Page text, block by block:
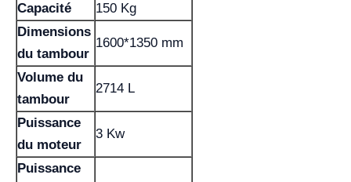
Capacité
150 Kg
Dimensions
du tambour
1600*1350 mm
Volume du
tambour
2714 L
Puissance
du moteur
3 Kw
Puissance